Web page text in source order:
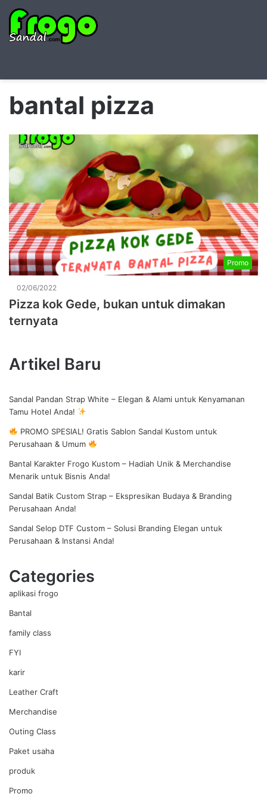
for
bantal pizza
Promo
02/06/2022
Pizza kok Gede, bukan untuk dimakan
ternyata
Artikel Baru
Sandal Pandan Strap White – Elegan & Alami untuk Kenyamanan
Tamu Hotel Anda!
PROMO SPESIAL! Gratis Sablon Sandal Kustom untuk
Perusahaan & Umum
Bantal Karakter Frogo Kustom – Hadiah Unik & Merchandise
Menarik untuk Bisnis Anda!
Sandal Batik Custom Strap – Ekspresikan Budaya & Branding
Perusahaan Anda!
Sandal Selop DTF Custom – Solusi Branding Elegan untuk
Perusahaan & Instansi Anda!
Categories
aplikasi frogo
Bantal
family class
FYI
karir
Leather Craft
Merchandise
Outing Class
Paket usaha
produk
Promo